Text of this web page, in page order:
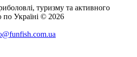
туризму та активного
по Україні © 2026